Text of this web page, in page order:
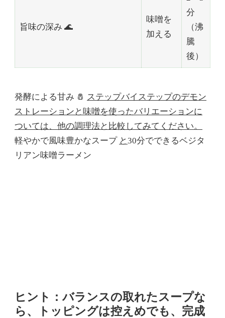
旨味の深み 🌊
味噌を
加える
分
（沸
騰
後）
発酵による甘み 🧂 ステップバイステップのデモン
ストレーションと味噌を使ったバリエーションに
ついては、他の調理法と比較してみてください。
軽やかで風味豊かなスープ と30分でできるベジタ
リアン味噌ラーメン
ヒント：バランスの取れたスープな
ら、トッピングは控えめでも、完成